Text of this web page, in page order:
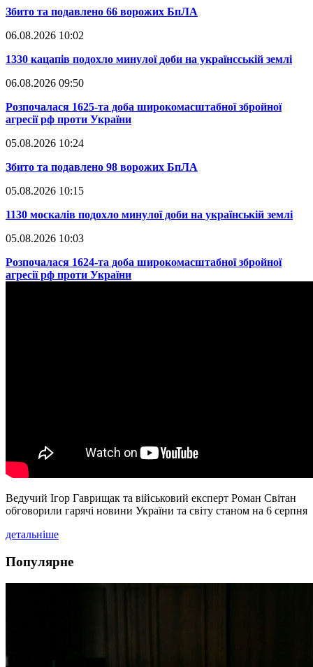
​Збито та подавлено 66 ворожих БпЛА
06.08.2026 10:02
​1330 кацапів подохло минулої доби на українсській землі
06.08.2026 09:50
​Розпочалася 1625-та доба широкомасштабної збройної
агресії рф проти України
05.08.2026 10:24
​Збито та подавлено 98 ворожих БпЛА
05.08.2026 10:15
​1130 москалів подохло минулої доби на українській землі
05.08.2026 10:03
​Розпочалася 1624-та доба широкомасштабної збройної
агресії рф проти України
Ведучий Ігор Гаврищак та військовий експерт Роман Світан
обговорили гарячі новини України та світу станом на 6 серпня
детальніше
Популярне